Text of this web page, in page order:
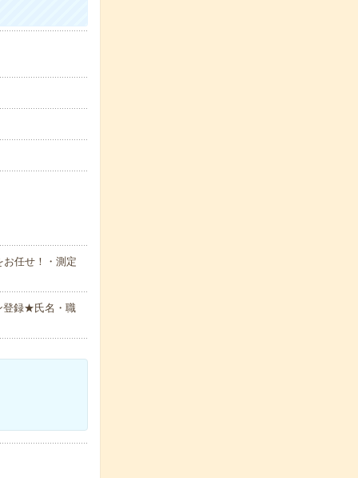
任せ！・測定
登録★氏名・職